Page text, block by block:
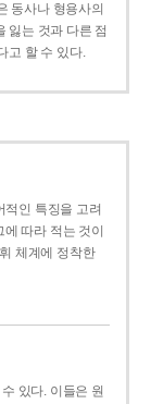
동사나 형용사의
잃는 것과 다른 점
고 할 수 있다.
적인 특징을 고려
따라 적는 것이
체계에 정착한
있다. 이들은 원